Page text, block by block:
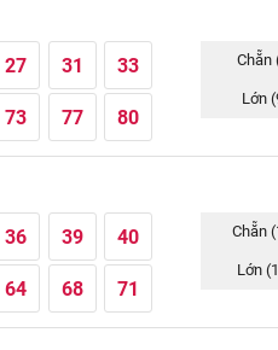
27 31 33
73 77 80
Chẵn
Lớn
36 39 40
64 68 71
Chẵn
Lớn